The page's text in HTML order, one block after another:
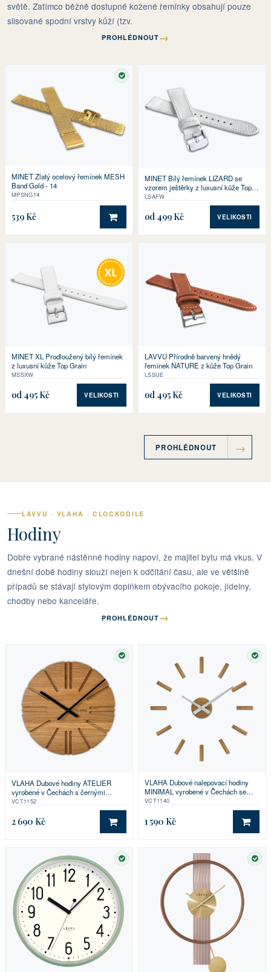
světě. Zatímco běžně dostupné kožené řemínky obsahují pouze
slisované spodní vrstvy kůží (tzv.
PROHLÉDNOUT →
SKLADEM
MINET Zlatý ocelový řemínek MESH
Band Gold - 14
MPSNG14
539 Kč DO KOŠÍKU
MINET Bílý řemínek LIZARD se
vzorem ještěrky z luxusní kůže Top
Grain
LSAFW
od 499 Kč VELIKOSTI
MINET XL Prodloužený bílý řemínek
z luxusní kůže Top Grain
MSSXW
od 495 Kč VELIKOSTI
LAVVU Přírodně barvený hnědý
řemínek NATURE z kůže Top Grain
LSSUE
od 495 Kč VELIKOSTI
PROHLÉDNOUT
LAVVU · VLAHA · CLOCKODILE
Hodiny
Dobře vybrané nástěnné hodiny napoví, že majitel bytu má vkus. V
dnešní době hodiny slouží nejen k odčítání času, ale ve většině
případů se stávají stylovým doplňkem obývacího pokoje, jídelny,
chodby nebo kanceláře.
PROHLÉDNOUT →
SKLADEM
VLAHA Dubové hodiny ATELIER
vyrobené v Čechách s černými
ručkami ⌀32,5cm
VCT1152
2 690 Kč DO KOŠÍKU
VLAHA Dubové nalepovací hodiny
MINIMAL vyrobené v Čechách se
stříbrnými ručkami ⌀59cm
VCT1140
1 590 Kč DO
SKLADEM